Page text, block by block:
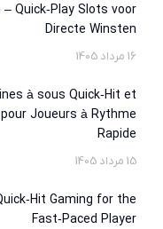
– Quick‑Play Slots voor
Directe Winsten
16 مرداد 1405
à sous Quick‑Hit et
Joueurs à Rythme
Rapide
15 مرداد 1405
Gaming for the
Fast‑Paced Player